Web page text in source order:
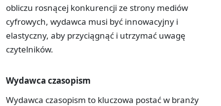
obliczu rosnącej konkurencji ze strony mediów
cyfrowych, wydawca musi być innowacyjny i
elastyczny, aby przyciągnąć i utrzymać uwagę
czytelników.
Wydawca czasopism
Wydawca czasopism to kluczowa postać w branży